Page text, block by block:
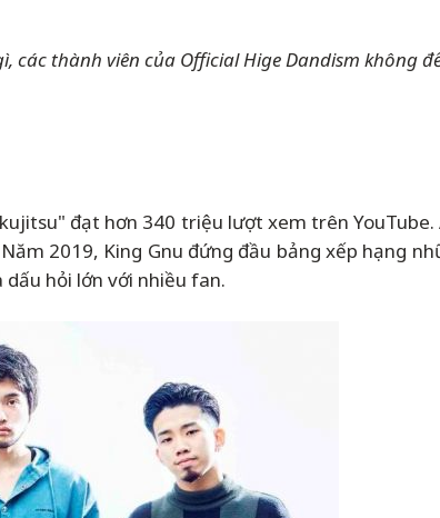
các thành viên của Official Hige Dandism không
đạt hơn 340 triệu lượt xem trên YouTube.
2019, King Gnu đứng đầu bảng xếp hạng
dấu hỏi lớn với nhiều fan.